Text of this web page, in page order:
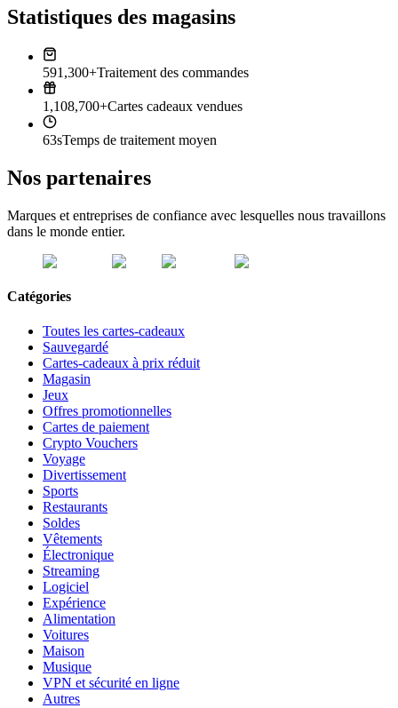
Statistiques des magasins
591,300+Traitement des commandes
1,108,700+Cartes cadeaux vendues
63sTemps de traitement moyen
Nos partenaires
Marques et entreprises de confiance avec lesquelles nous travaillons
dans le monde entier.
Catégories
Toutes les cartes-cadeaux
Sauvegardé
Cartes-cadeaux à prix réduit
Magasin
Jeux
Offres promotionnelles
Cartes de paiement
Crypto Vouchers
Voyage
Divertissement
Sports
Restaurants
Soldes
Vêtements
Électronique
Streaming
Logiciel
Expérience
Alimentation
Voitures
Maison
Musique
VPN et sécurité en ligne
Autres